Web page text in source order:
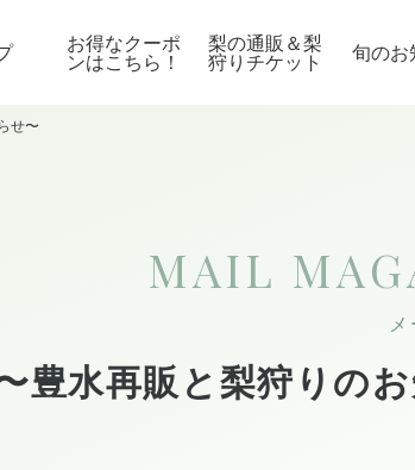
お得なクーポ
ンはこちら！
梨の通販＆梨
狩りチケット 旬のお
せ〜
MAIL
豊水再販と梨狩りの